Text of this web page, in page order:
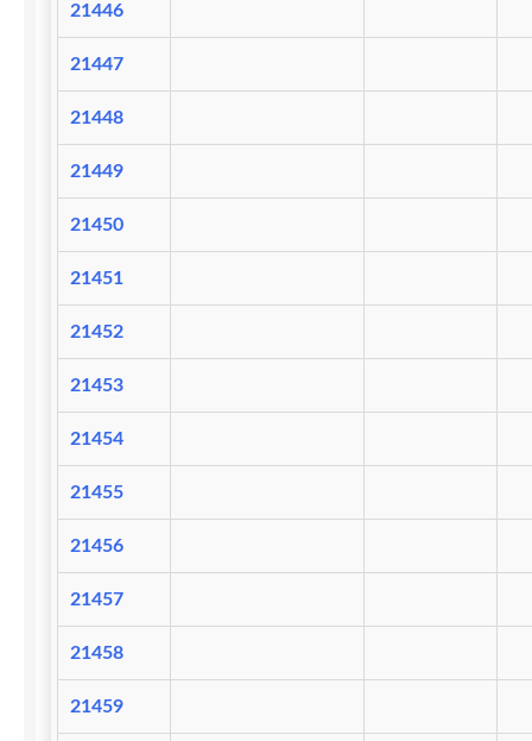
21446
21447
21448
21449
21450
21451
21452
21453
21454
21455
21456
21457
21458
21459